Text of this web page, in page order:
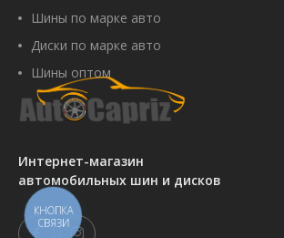
Интернет-магазин
автомобильных шин и дисков
Шины по марке авто
Диски по марке авто
Шины оптом
КНОПКА
СВЯЗИ